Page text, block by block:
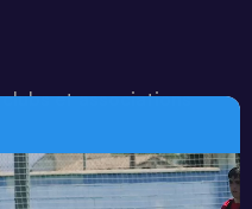
et associations